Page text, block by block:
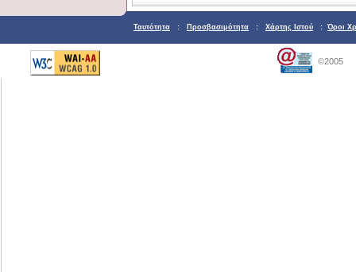
Ταυτότητα : Προσβασιμότητα : Χάρτης Ιστού : Όροι
©2005